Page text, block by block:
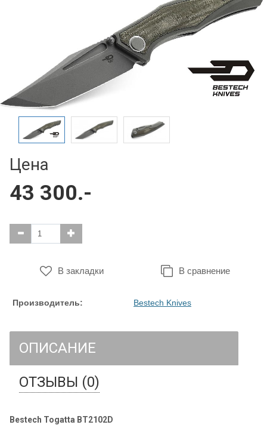
Цена
43 300.-
В закладки В сравнение
Производитель: Bestech Knives
ОПИСАНИЕ
ОТЗЫВЫ (0)
Bestech Togatta BT2102D